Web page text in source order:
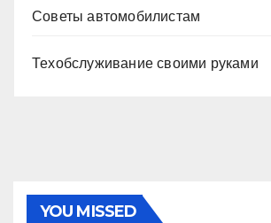
Советы автомобилистам
Техобслуживание своими руками
YOU MISSED